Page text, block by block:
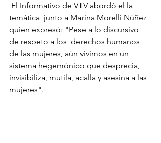
temática  junto a Marina Morelli Núñez
quien expresó: "Pese a lo discursivo
de respeto a los  derechos humanos
de las mujeres, aún vivimos en un
sistema hegemónico que desprecia,
invisibiliza, mutila, acalla y asesina a las
mujeres".